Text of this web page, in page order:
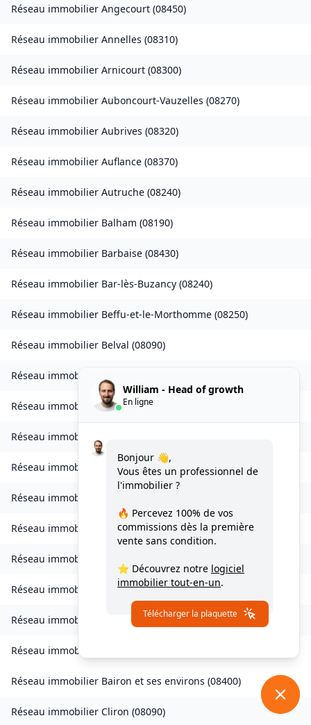
Réseau immobilier Angecourt (08450)
Réseau immobilier Annelles (08310)
Réseau immobilier Arnicourt (08300)
Réseau immobilier Auboncourt-Vauzelles (08270)
Réseau immobilier Aubrives (08320)
Réseau immobilier Auflance (08370)
Réseau immobilier Autruche (08240)
Réseau immobilier Balham (08190)
Réseau immobilier Barbaise (08430)
Réseau immobilier Bar-lès-Buzancy (08240)
Réseau immobilier Beffu-et-le-Morthomme (08250)
Réseau immobilier Belval (08090)
Réseau immobilier
Réseau immobilierBourcq (08400
Réseau immobilier
Réseau immobilier Brévilly( 08140)
Réseau immobilier
Réseau immobilier Chagny(08430)
Réseau immobilier
Réseau immobilier Chardeny(08400)
Réseau immobilier Chatel-Chéhéry(08250)
Réseau immobilier
Réseau immobilier Bairon et ses environs (08400)
Réseau immobilier Cliron (08090)
William - Head of growth
En ligne
Bonjour 👋,
Vous êtes un professionnel de
l'immobilier ?
🔥 Percevez 100% de vos
commissions dès la première
vente sans condition.
⭐ Découvrez notre logiciel
immobilier tout-en-un.
Télécharger la plaquette